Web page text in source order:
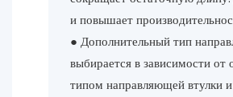
и повышает
● Дополнительный тип
выбирается в зависимости
типом направляющей втулки